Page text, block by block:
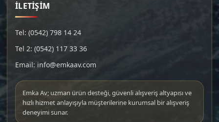
İLETİŞİM
Tel: (0542) 798 14 24
Tel 2: (0542) 117 33 36
Email: info@emkaav.com
Emka Av; uzman ürün desteği, güvenli alışveriş altyapısı ve
hızlı hizmet anlayışıyla müşterilerine kurumsal bir alışveriş
deneyimi sunar.